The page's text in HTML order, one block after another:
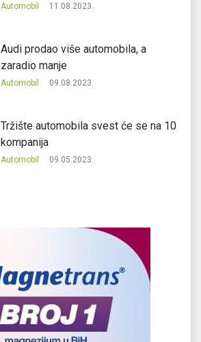
Automobil 11.08.2023.
Audi prodao više automobila, a
zaradio manje
Automobil 09.08.2023.
Tržište automobila svest će se na 10
kompanija
Automobil 09.05.2023.